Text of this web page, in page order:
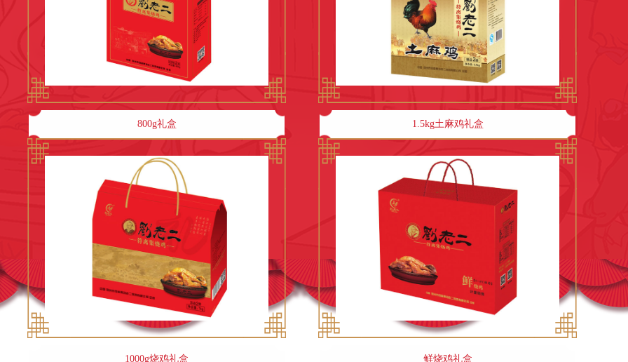
800g礼盒 1.5kg土麻鸡礼盒
1000g烧鸡礼盒 鲜烧鸡礼盒